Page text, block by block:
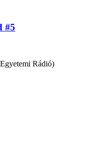
#5
Rádió)